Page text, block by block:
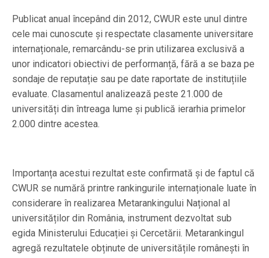
Publicat anual începând din 2012, CWUR este unul dintre
cele mai cunoscute și respectate clasamente universitare
internaționale, remarcându-se prin utilizarea exclusivă a
unor indicatori obiectivi de performanță, fără a se baza pe
sondaje de reputație sau pe date raportate de instituțiile
evaluate. Clasamentul analizează peste 21.000 de
universități din întreaga lume și publică ierarhia primelor
2.000 dintre acestea.
Importanța acestui rezultat este confirmată și de faptul că
CWUR se numără printre rankingurile internaționale luate în
considerare în realizarea Metarankingului Național al
universităților din România, instrument dezvoltat sub
egida Ministerului Educației și Cercetării. Metarankingul
agregă rezultatele obținute de universitățile românești în